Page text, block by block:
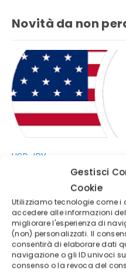
Gestisci
Cookie
Utilizziamo tecnologie come i
accedere alle informazioni
migliorare l'esperienza di
(non) personalizzati. Il
consentirà di elaborare dati
navigazione o gli ID univoci
consenso o la revoca del
Novità da non
USD JPY
Previsioni USDJPY